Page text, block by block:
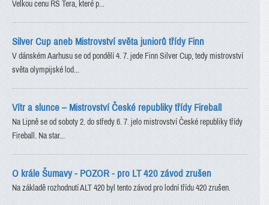
Velkou cenu RS Tera, které p...
Silver Cup aneb Mistrovství světa juniorů třídy Finn
V dánském Aarhusu se od pondělí 4. 7. jede Finn Silver Cup, tedy mistrovství
světa olympijské lod...
Vítr a slunce – Mistrovství České republiky třídy Fireball
Na Lipně se od soboty 2. do středy 6. 7. jelo mistrovství České republiky třídy
Fireball. Na star...
O krále Šumavy - POZOR - pro LT 420 závod zrušen
Na základě rozhodnutí ALT 420 byl tento závod pro lodní třídu 420 zrušen.